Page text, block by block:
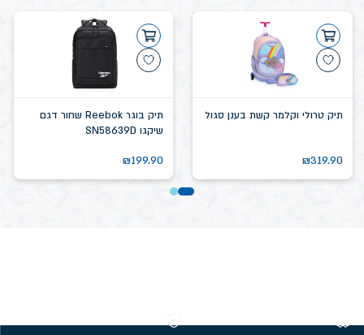
תיק טרולי וקלמר קשת בענן סגול
₪319.90
תיק בוגר Reebok שחור דגם
שיקגו SN58639D
₪199.90